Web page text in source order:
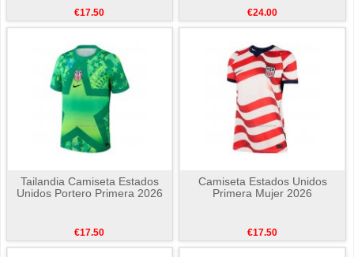
€17.50 €24.00
Tailandia Camiseta Estados
Unidos Portero Primera 2026
€17.50
Camiseta Estados Unidos
Primera Mujer 2026
€17.50